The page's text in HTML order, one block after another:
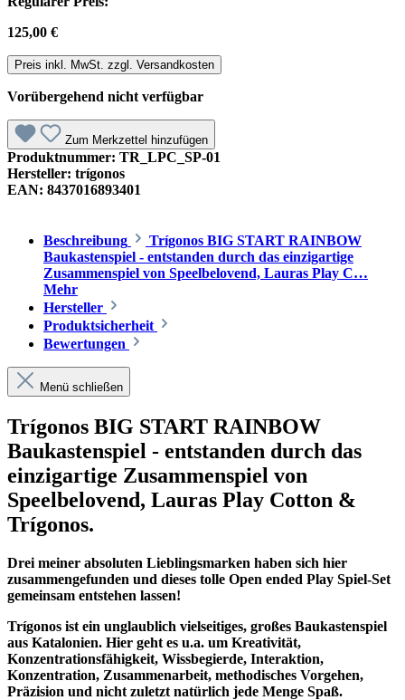
125,00 €
Preis inkl. MwSt. zzgl. Versandkosten
Vorübergehend nicht verfügbar
Zum Merkzettel hinzufügen
Produktnummer: TR_LPC_SP-01
Hersteller: trígonos
EAN: 8437016893401
Beschreibung
Trígonos BIG START RAINBOW
Baukastenspiel - entstanden durch das einzigartige
Zusammenspiel von Speelbelovend, Lauras Play C…
Mehr
Hersteller
Produktsicherheit
Bewertungen
Menü schließen
Trígonos BIG START RAINBOW
Baukastenspiel - entstanden durch das
einzigartige Zusammenspiel von
Speelbelovend, Lauras Play Cotton &
Trígonos.
Drei meiner absoluten Lieblingsmarken haben sich hier
zusammengefunden und dieses tolle Open ended Play Spiel-Set
gemeinsam entstehen lassen!
Trígonos ist ein unglaublich vielseitiges, großes Baukastenspiel
aus Katalonien. Hier geht es u.a. um Kreativität,
Konzentrationsfähigkeit, Wissbegierde, Interaktion,
Konzentration, Zusammenarbeit, methodisches Vorgehen,
Präzision und nicht zuletzt natürlich jede Menge Spaß.